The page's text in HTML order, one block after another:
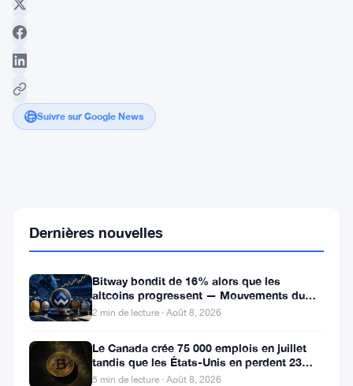
Suivre sur Google News
Luna
s'accrochent
départ
Dernières nouvelles
Bitway bondit de 16% alors que les
altcoins progressent — Mouvements du
jour 8 août
2 min de lecture · Août 8, 2026
Le Canada crée 75 000 emplois en juillet
tandis que les États-Unis en perdent 23
000, Bitcoin reste à 65K
5 min de lecture · Août 8, 2026